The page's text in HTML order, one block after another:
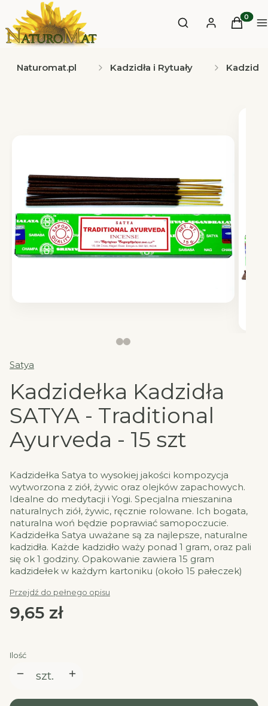
Otwórz
Szukaj Zaloguj sięKoszyk
Naturomat.pl Kadzidła i Rytuały Kadzidła
Satya
Kadzidełka Kadzidła
SATYA - Traditional
Ayurveda - 15 szt
Kadzidełka Satya to wysokiej jakości kompozycja
wytworzona z ziół, żywic oraz olejków zapachowych.
Idealne do medytacji i Yogi. Specjalna mieszanina
naturalnych ziół, żywic, ręcznie rolowane. Ich bogata,
naturalna woń będzie poprawiać samopoczucie.
Kadzidełka Satya uważane są za najlepsze, naturalne
kadzidła. Każde kadzidło waży ponad 1 gram, oraz pali
się ok 1 godziny. Opakowanie zawiera 15 gram
kadzidełek w każdym kartoniku (około 15 pałeczek)
Przejdź do pełnego opisu
Cena
9,65 zł
Ilość
szt.